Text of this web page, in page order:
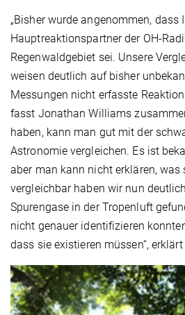
„Bisher wurde angenommen, dass
Hauptreaktionspartner der OH-
Regenwaldgebiet sei. Unsere
weisen deutlich auf bisher
Messungen nicht erfasste
fasst Jonathan Williams
haben, kann man gut mit der
Astronomie vergleichen. Es ist
aber man kann nicht erklären, was
vergleichbar haben wir nun
Spurengase in der Tropenluft
nicht genauer identifizieren
dass sie existieren müssen“, erklärt